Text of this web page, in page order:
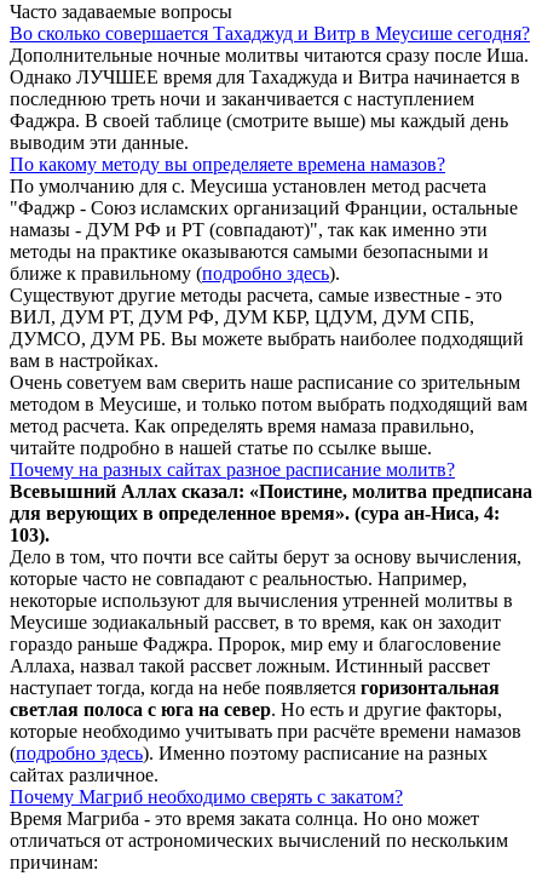
Часто задаваемые вопросы
Во сколько совершается Тахаджуд и Витр в Меусише сегодня?
Дополнительные ночные молитвы читаются сразу после Иша.
Однако ЛУЧШЕЕ время для Тахаджуда и Витра начинается в
последнюю треть ночи и заканчивается с наступлением
Фаджра. В своей таблице (смотрите выше) мы каждый день
выводим эти данные.
По какому методу вы определяете времена намазов?
По умолчанию для с. Меусиша установлен метод расчета
"Фаджр - Союз исламских организаций Франции, остальные
намазы - ДУМ РФ и РТ (совпадают)", так как именно эти
методы на практике оказываются самыми безопасными и
ближе к правильному (подробно здесь).
Существуют другие методы расчета, самые известные - это
ВИЛ, ДУМ РТ, ДУМ РФ, ДУМ КБР, ЦДУМ, ДУМ СПБ,
ДУМСО, ДУМ РБ. Вы можете выбрать наиболее подходящий
вам в настройках.
Очень советуем вам сверить наше расписание со зрительным
методом в Меусише, и только потом выбрать подходящий вам
метод расчета. Как определять время намаза правильно,
читайте подробно в нашей статье по ссылке выше.
Почему на разных сайтах разное расписание молитв?
Всевышний Аллах сказал: «Поистине, молитва предписана
для верующих в определенное время». (сура ан-Ниса, 4:
103).
Дело в том, что почти все сайты берут за основу вычисления,
которые часто не совпадают с реальностью. Например,
некоторые используют для вычисления утренней молитвы в
Меусише зодиакальный рассвет, в то время, как он заходит
гораздо раньше Фаджра. Пророк, мир ему и благословение
Аллаха, назвал такой рассвет ложным. Истинный рассвет
наступает тогда, когда на небе появляется горизонтальная
светлая полоса с юга на север. Но есть и другие факторы,
которые необходимо учитывать при расчёте времени намазов
(подробно здесь). Именно поэтому расписание на разных
сайтах различное.
Почему Магриб необходимо сверять с закатом?
Время Магриба - это время заката солнца. Но оно может
отличаться от астрономических вычислений по нескольким
причинам: